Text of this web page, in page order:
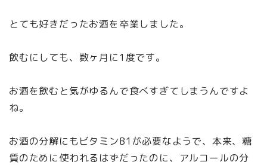
とても好きだったお酒を卒業しました。
飲むにしても、数ヶ月に1度です。
お酒を飲むと気がゆるんで食べすぎてしまうんですよ
ね。
お酒の分解にもビタミンB1が必要なようで、本来、糖
質のために使われるはずだったのに、アルコールの分